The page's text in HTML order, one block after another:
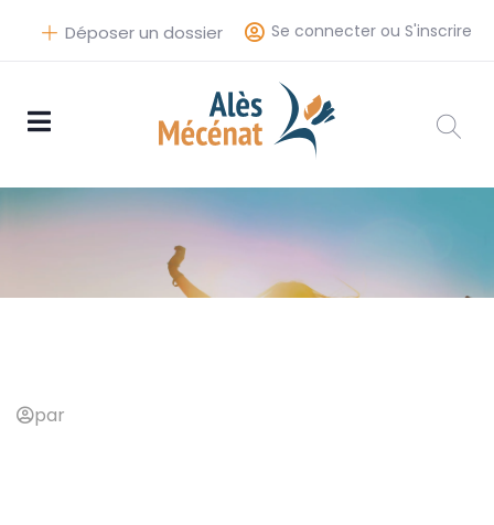
Se connecter ou S'inscrire
Déposer un dossier
par